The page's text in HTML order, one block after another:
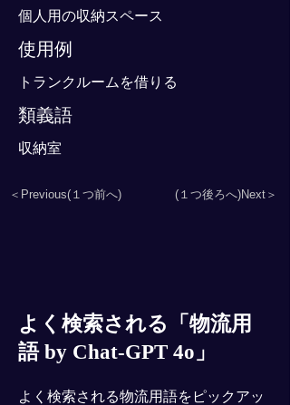
個人用の収納スペース
使用例
トランクルームを借りる
類義語
収納室
＜Previous(１つ前へ) (１つ後ろへ)Next＞
よく検索される「物流用
語 by Chat-GPT 4o」
よく検索される物流用語をピックアッ